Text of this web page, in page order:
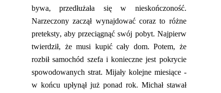
bywa,przedłużała się w nieskończoność.
Narzeczony zaczął wynajdować coraz to różne
preteksty, aby przeciągnąć swój pobyt. Najpierw
twierdził, że musi kupić cały dom. Potem, że
rozbił samochód szefa i konieczne jest pokrycie
spowodowanych strat. Mijały kolejne miesiące -
w końcu upłynął już ponad rok. Michał stawał